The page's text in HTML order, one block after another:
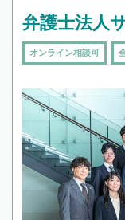
弁護士法人
オンライン相談可